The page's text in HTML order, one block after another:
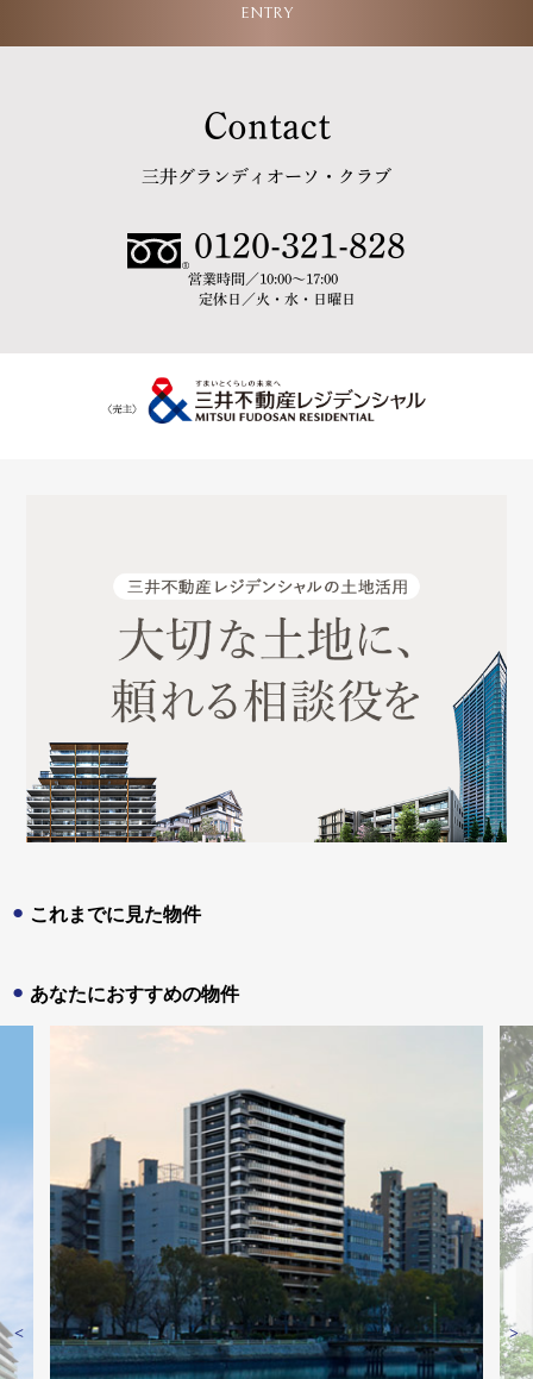
ENTRY
Contact
三井グランディオーソ・クラブ
0120-321-828
営業時間／10:00〜17:00
定休日／火・水・日曜日
これまでに見た物件
あなたにおすすめの物件